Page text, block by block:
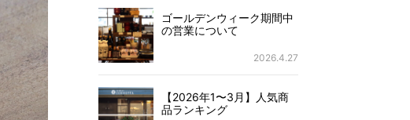
ゴールデンウィーク期間中
の営業について
2026.4.27
【2026年1〜3月】人気商
品ランキング